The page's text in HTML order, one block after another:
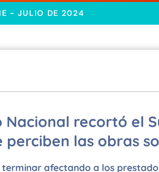
- JULIO DE 2024
Nacional recortó el
perciben las obras
afectando a los